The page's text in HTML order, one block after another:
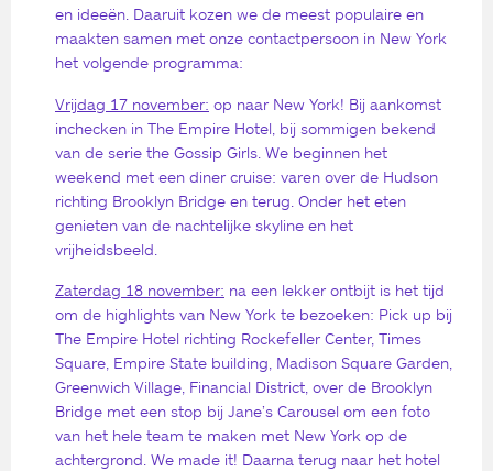
en ideeën. Daaruit kozen we de meest populaire en
maakten samen met onze contactpersoon in New York
het volgende programma:
Vrijdag 17 november: op naar New York! Bij aankomst
inchecken in The Empire Hotel, bij sommigen bekend
van de serie the Gossip Girls. We beginnen het
weekend met een diner cruise: varen over de Hudson
richting Brooklyn Bridge en terug. Onder het eten
genieten van de nachtelijke skyline en het
vrijheidsbeeld.
Zaterdag 18 november: na een lekker ontbijt is het tijd
om de highlights van New York te bezoeken: Pick up bij
The Empire Hotel richting Rockefeller Center, Times
Square, Empire State building, Madison Square Garden,
Greenwich Village, Financial District, over de Brooklyn
Bridge met een stop bij Jane’s Carousel om een foto
van het hele team te maken met New York op de
achtergrond. We made it! Daarna terug naar het hotel